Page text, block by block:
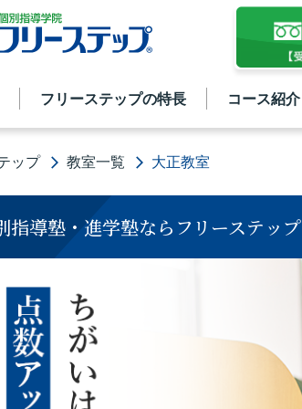
フリーステップの特長 コース紹介
ップ 教室一覧 大正教室
指導塾・進学塾ならフリーステップ